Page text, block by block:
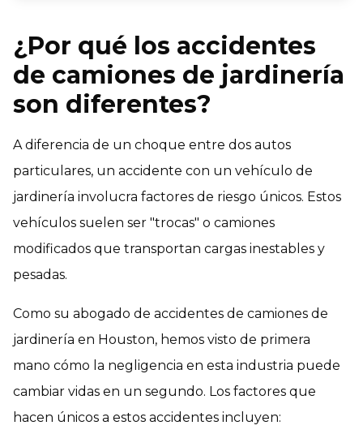
¿Por qué los accidentes
de camiones de jardinería
son diferentes?
A diferencia de un choque entre dos autos
particulares, un accidente con un vehículo de
jardinería involucra factores de riesgo únicos. Estos
vehículos suelen ser "trocas" o camiones
modificados que transportan cargas inestables y
pesadas.
Como su abogado de accidentes de camiones de
jardinería en Houston, hemos visto de primera
mano cómo la negligencia en esta industria puede
cambiar vidas en un segundo. Los factores que
hacen únicos a estos accidentes incluyen: